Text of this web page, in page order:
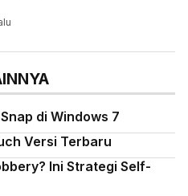
di Windows 7
Versi Terbaru
Ini Strategi Self-